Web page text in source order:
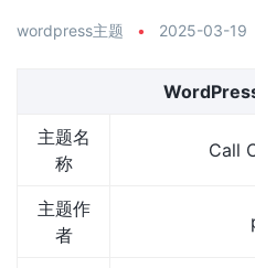
wordpress主题 • 2025-03-19
主题名
称
Call
主题作
者